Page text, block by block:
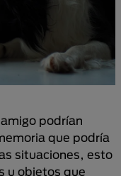
podrían
que podría
situaciones, esto
u objetos que